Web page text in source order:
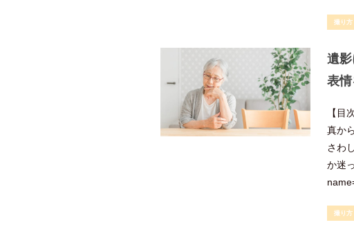
撮り方
遺
表
【目
真か
さわ
か迷
撮り方